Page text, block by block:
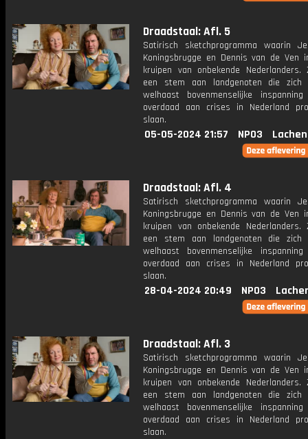
Draadstaal: Afl. 5
Satirisch sketchprogramma waarin
Koningsbrugge en Dennis van de Ven
kruipen van onbekende Nederlanders.
een stem aan landgenoten die
welhaast bovenmenselijke
overdaad aan crises in Nederland
slaan.
05-05-2024 21:57 NPO3
Draadstaal: Afl. 4
Satirisch sketchprogramma waarin
Koningsbrugge en Dennis van de Ven
kruipen van onbekende Nederlanders.
een stem aan landgenoten die
welhaast bovenmenselijke
overdaad aan crises in Nederland
slaan.
28-04-2024 20:49 NPO3
Draadstaal: Afl. 3
Satirisch sketchprogramma waarin
Koningsbrugge en Dennis van de Ven
kruipen van onbekende Nederlanders.
een stem aan landgenoten die
welhaast bovenmenselijke
overdaad aan crises in Nederland
slaan.